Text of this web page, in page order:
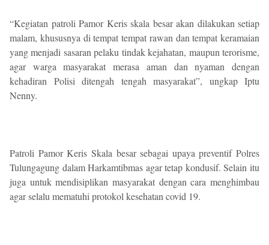
“Kegiatan patroli Pamor Keris skala besar akan dilakukan setiap
malam, khususnya di tempat tempat rawan dan tempat keramaian
yang menjadi sasaran pelaku tindak kejahatan, maupun terorisme,
agar warga masyarakat merasa aman dan nyaman dengan
kehadiran Polisi ditengah tengah masyarakat”, ungkap Iptu
Nenny.
Patroli Pamor Keris Skala besar sebagai upaya preventif Polres
Tulungagung dalam Harkamtibmas agar tetap kondusif. Selain itu
juga untuk mendisiplikan masyarakat dengan cara menghimbau
agar selalu mematuhi protokol kesehatan covid 19.